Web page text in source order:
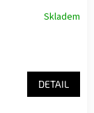
Skladem
DETAIL